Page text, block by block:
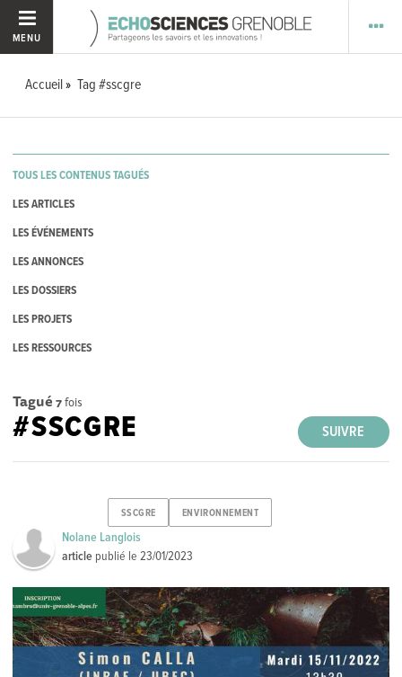
MENU
Accueil Tag #sscgre
TOUS LES CONTENUS TAGUÉS
LES ARTICLES
LES ÉVÉNEMENTS
LES ANNONCES
LES DOSSIERS
LES PROJETS
LES RESSOURCES
Tagué 7fois
SUIVRE
#SSCGRE
SSCGRE ENVIRONNEMENT
Nolane Langlois
article publié le23/01/2023